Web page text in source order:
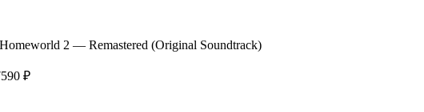
2 — Remastered (Original Soundtrack)
₽